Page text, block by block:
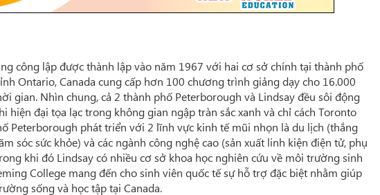
công lập được thành lập vào năm 1967 với hai cơ sở chính tại thành phố
Ontario, Canada cung cấp hơn 100 chương trình giảng dạy cho 16.000
gian. Nhìn chung, cả 2 thành phố Peterborough và Lindsay đều sôi động
hiện đại tọa lạc trong không gian ngập tràn sắc xanh và chỉ cách Toronto
Peterborough phát triển với 2 lĩnh vực kinh tế mũi nhọn là du lịch (thắng
sóc sức khỏe) và các ngành công nghệ cao (sản xuất linh kiện điện tử, phụ
khi đó Lindsay có nhiều cơ sở khoa học nghiên cứu về môi trường sinh
College mang đến cho sinh viên quốc tế sự hỗ trợ đặc biệt nhằm giúp
sống và học tập tại Canada.